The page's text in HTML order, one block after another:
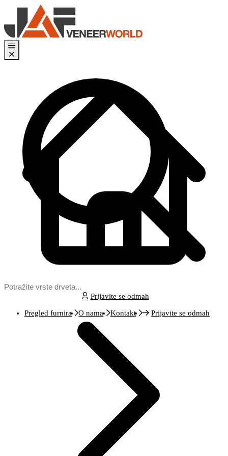
Prijavite se odmah
Pregled furnira O nama Kontakt Prijavite se odmah